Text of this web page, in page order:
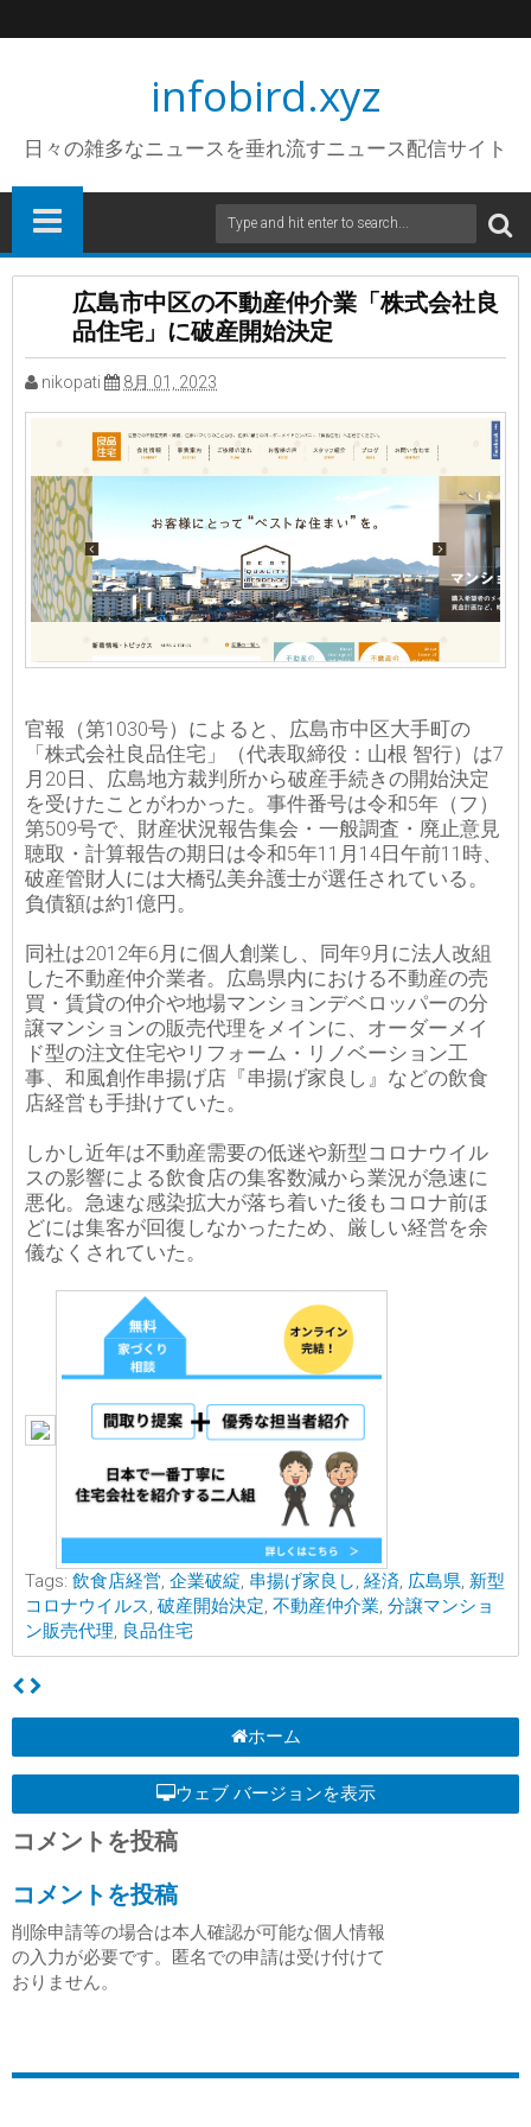
infobird.xyz
日々の雑多なニュースを垂れ流すニュース配信サイト
広島市中区の不動産仲介業「株式会社良
品住宅」に破産開始決定
nikopati 8月 01, 2023
官報（第1030号）によると、広島市中区大手町の
「株式会社良品住宅」（代表取締役：山根 智行）は7
月20日、広島地方裁判所から破産手続きの開始決定
を受けたことがわかった。事件番号は令和5年（フ）
第509号で、財産状況報告集会・一般調査・廃止意見
聴取・計算報告の期日は令和5年11月14日午前11時、
破産管財人には大橋弘美弁護士が選任されている。
負債額は約1億円。
同社は2012年6月に個人創業し、同年9月に法人改組
した不動産仲介業者。広島県内における不動産の売
買・賃貸の仲介や地場マンションデベロッパーの分
譲マンションの販売代理をメインに、オーダーメイ
ド型の注文住宅やリフォーム・リノベーション工
事、和風創作串揚げ店『串揚げ家良し』などの飲食
店経営も手掛けていた。
しかし近年は不動産需要の低迷や新型コロナウイル
スの影響による飲食店の集客数減から業況が急速に
悪化。急速な感染拡大が落ち着いた後もコロナ前ほ
どには集客が回復しなかったため、厳しい経営を余
儀なくされていた。
Tags: 飲食店経営, 企業破綻, 串揚げ家良し, 経済, 広島県, 新型
コロナウイルス, 破産開始決定, 不動産仲介業, 分譲マンショ
ン販売代理, 良品住宅
ホーム
ウェブ バージョンを表示
コメントを投稿
コメントを投稿
削除申請等の場合は本人確認が可能な個人情報
の入力が必要です。匿名での申請は受け付けて
おりません。